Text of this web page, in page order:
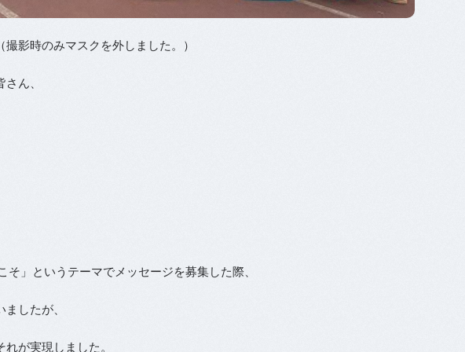
影時のみマスクを外しました。）
ん、
」というテーマでメッセージを募集した際、
したが、
が実現しました。